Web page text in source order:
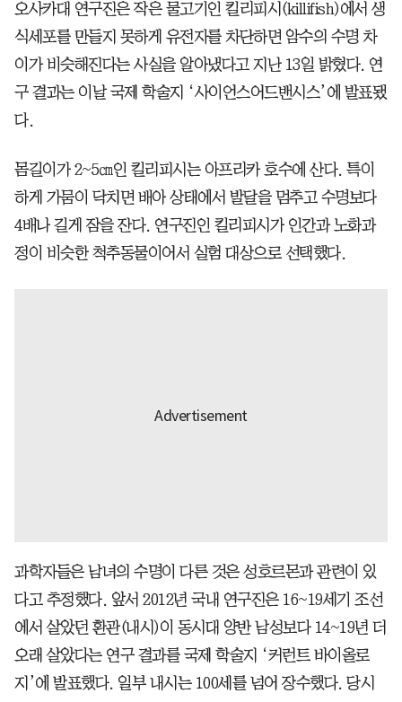
오사카대 연구진은 작은 물고기인 킬리피시(killifish)에서 생
식세포를 만들지 못하게 유전자를 차단하면 암수의 수명 차
이가 비슷해진다는 사실을 알아냈다고 지난 13일 밝혔다. 연
구 결과는 이날 국제 학술지 ‘사이언스어드밴시스’에 발표됐
다.
몸길이가 2~5㎝인 킬리피시는 아프리카 호수에 산다. 특이
하게 가뭄이 닥치면 배아 상태에서 발달을 멈추고 수명보다
4배나 길게 잠을 잔다. 연구진인 킬리피시가 인간과 노화과
정이 비슷한 척추동물이어서 실험 대상으로 선택했다.
과학자들은 남녀의 수명이 다른 것은 성호르몬과 관련이 있
다고 추정했다. 앞서 2012년 국내 연구진은 16~19세기 조선
에서 살았던 환관(내시)이 동시대 양반 남성보다 14~19년 더
오래 살았다는 연구 결과를 국제 학술지 ‘커런트 바이올로
지’에 발표했다. 일부 내시는 100세를 넘어 장수했다. 당시